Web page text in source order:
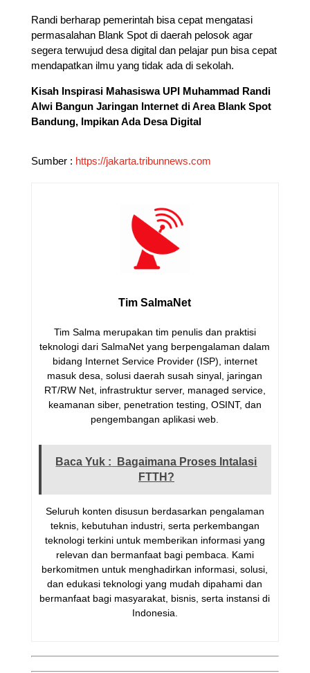
Randi berharap pemerintah bisa cepat mengatasi
permasalahan Blank Spot di daerah pelosok agar
segera terwujud desa digital dan pelajar pun bisa cepat
mendapatkan ilmu yang tidak ada di sekolah.
Kisah Inspirasi Mahasiswa UPI Muhammad Randi
Alwi Bangun Jaringan Internet di Area Blank Spot
Bandung, Impikan Ada Desa Digital
Sumber : https://jakarta.tribunnews.com
Tim SalmaNet
Tim Salma merupakan tim penulis dan praktisi
teknologi dari SalmaNet yang berpengalaman dalam
bidang Internet Service Provider (ISP), internet
masuk desa, solusi daerah susah sinyal, jaringan
RT/RW Net, infrastruktur server, managed service,
keamanan siber, penetration testing, OSINT, dan
pengembangan aplikasi web.
Baca Yuk :
Bagaimana Proses Intalasi
FTTH?
Seluruh konten disusun berdasarkan pengalaman
teknis, kebutuhan industri, serta perkembangan
teknologi terkini untuk memberikan informasi yang
relevan dan bermanfaat bagi pembaca. Kami
berkomitmen untuk menghadirkan informasi, solusi,
dan edukasi teknologi yang mudah dipahami dan
bermanfaat bagi masyarakat, bisnis, serta instansi di
Indonesia.